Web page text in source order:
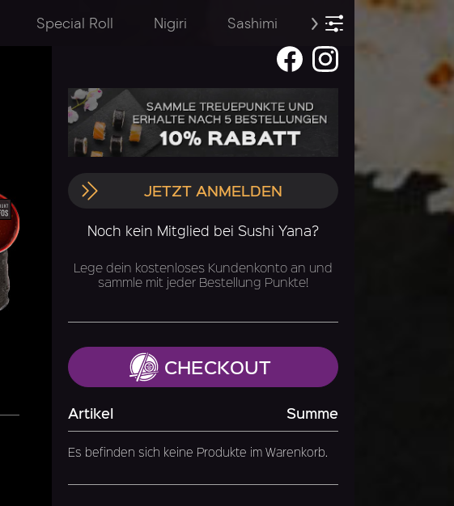
Special Roll Nigiri Sashimi Temaki
JETZT ANMELDEN
Noch kein Mitglied bei Sushi Yana?
Lege dein kostenloses Kundenkonto an und
sammle mit jeder Bestellung Punkte!
CHECKOUT
Artikel Summe
Es befinden sich keine Produkte im Warenkorb.